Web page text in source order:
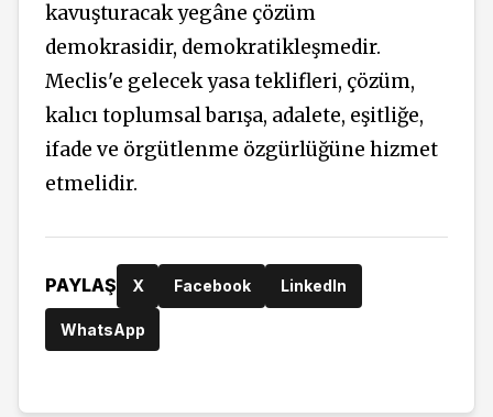
kavuşturacak yegâne çözüm
demokrasidir, demokratikleşmedir.
Meclis'e gelecek yasateklifleri, çözüm,
kalıcıtoplumsal barışa, adalete, eşitliğe,
ifade ve örgütlenme özgürlüğüne hizmet
etmelidir.
PAYLAŞ X Facebook LinkedIn
WhatsApp